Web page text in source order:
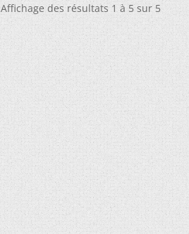
Affichage des résultats 1 à 5 sur 5